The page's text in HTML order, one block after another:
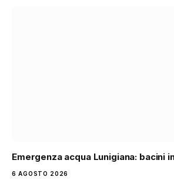
Emergenza acqua Lunigiana: bacini
6 AGOSTO 2026